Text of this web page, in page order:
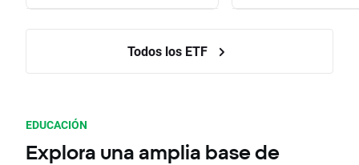
Todos los ETF
EDUCACIÓN
Explora una amplia base de